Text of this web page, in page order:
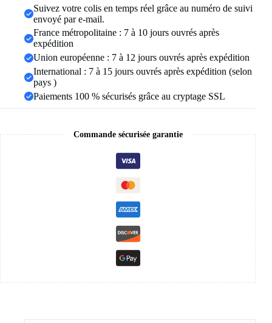
accessoires
bijouterie
Suivez votre colis en temps réel grâce au numéro de suivi
envoyé par e-mail.
France métropolitaine : 7 à 10 jours ouvrés après
expédition
Union européenne : 7 à 12 jours ouvrés après expédition
International : 7 à 15 jours ouvrés après expédition (selon
pays )
Paiements 100 % sécurisés grâce au cryptage SSL
Commande sécurisée garantie